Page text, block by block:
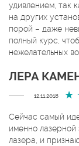
удивлением, так
на других
порой – даже
полный курс,
нежелательных
ЛЕРА
12.11.2018
Сейчас самый
именно лазерной
лазера, и